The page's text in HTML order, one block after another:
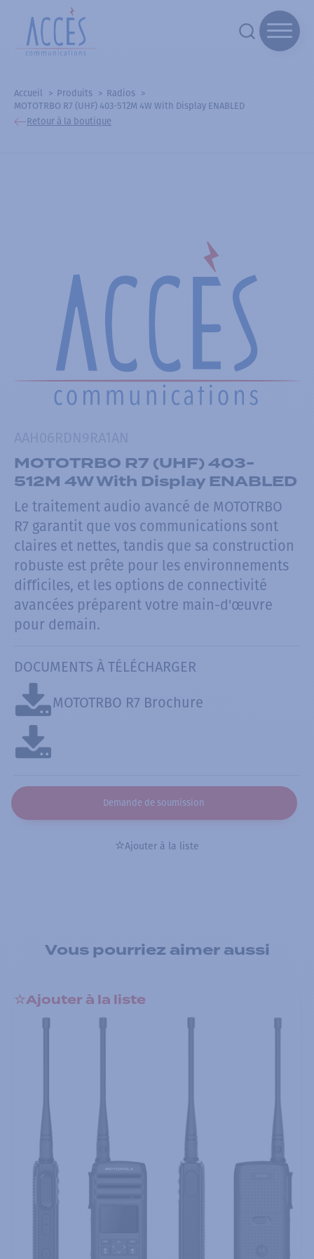
Accueil Produits
Radios
MOTOTRBO R7 (UHF) 403-512M 4W With Display ENABLED
Retour à la boutique
MOTOTRBO R7 (UHF) 403-
512M 4W With Display ENABLED
Le traitement audio avancé de MOTOTRBO
R7 garantit que vos communications sont
claires et nettes, tandis que sa construction
robuste est prête pour les environnements
difficiles, et les options de connectivité
avancées préparent votre main-d'œuvre
pour demain.
DOCUMENTS À TÉLÉCHARGER
MOTOTRBO R7 Brochure
Demande de soumission
Ajouter à la liste
Vous pourriez aimer aussi
Ajouter à la liste